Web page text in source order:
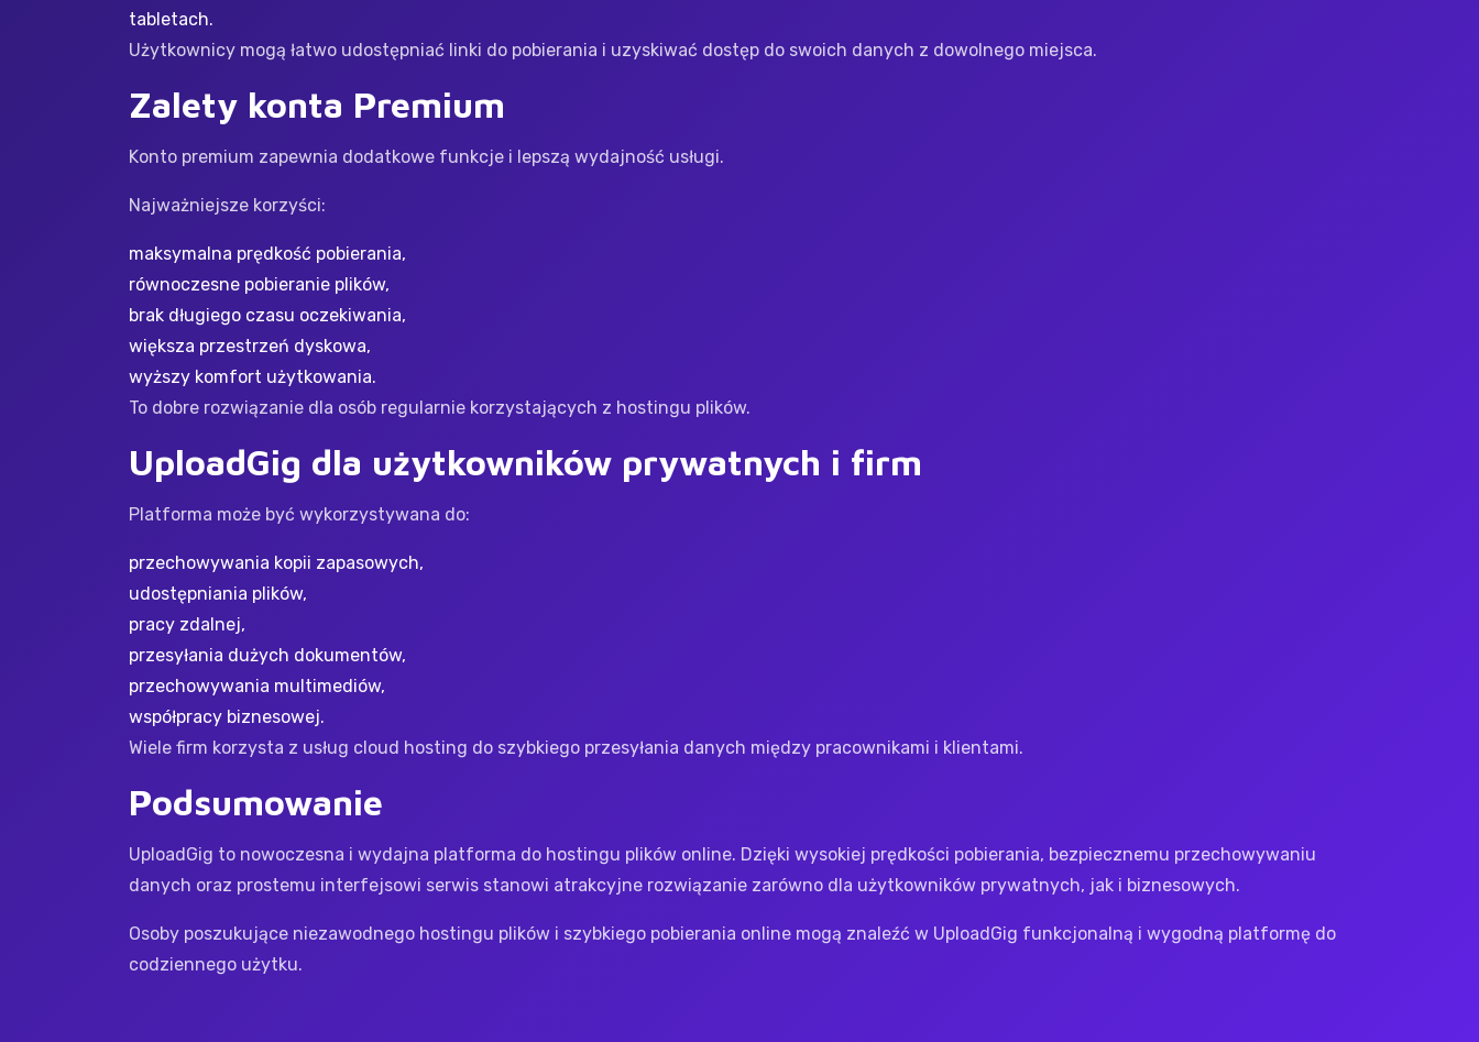
tabletach.
Użytkownicy mogą łatwo udostępniać linki do pobierania i uzyskiwać dostęp do swoich danych z dowolnego miejsca.
Zalety konta Premium
Konto premium zapewnia dodatkowe funkcje i lepszą wydajność usługi.
Najważniejsze korzyści:
maksymalna prędkość pobierania,
równoczesne pobieranie plików,
brak długiego czasu oczekiwania,
większa przestrzeń dyskowa,
wyższy komfort użytkowania.
To dobre rozwiązanie dla osób regularnie korzystających z hostingu plików.
UploadGig dla użytkowników prywatnych i firm
Platforma może być wykorzystywana do:
przechowywania kopii zapasowych,
udostępniania plików,
pracy zdalnej,
przesyłania dużych dokumentów,
przechowywania multimediów,
współpracy biznesowej.
Wiele firm korzysta z usług cloud hosting do szybkiego przesyłania danych między pracownikami i klientami.
Podsumowanie
UploadGig to nowoczesna i wydajna platforma do hostingu plików online. Dzięki wysokiej prędkości pobierania, bezpiecznemu przechowywaniu
danych oraz prostemu interfejsowi serwis stanowi atrakcyjne rozwiązanie zarówno dla użytkowników prywatnych, jak i biznesowych.
Osoby poszukujące niezawodnego hostingu plików i szybkiego pobierania online mogą znaleźć w UploadGig funkcjonalną i wygodną platformę do
codziennego użytku.